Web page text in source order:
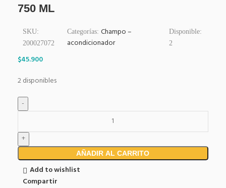
750 ML
SKU:
200027072
Categorías:Champo –
acondicionador
Disponible:
2
$45.900
2 disponibles
AÑADIR AL CARRITO
Add to wishlist
Compartir